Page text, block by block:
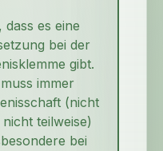
dass es eine
bei der
gibt.
immer
(nicht
teilweise)
bei